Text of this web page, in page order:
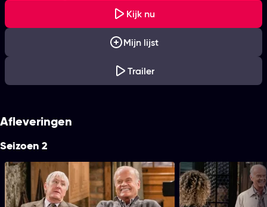
Kijk nu
Mijn lijst
Trailer
Afleveringen
Seizoen 2
1. Ham 2. Cyrano, Cyrano